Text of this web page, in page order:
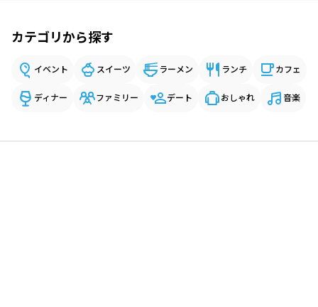
カテゴリから探す
イベント スイーツ ラーメン ランチ カフェ
ディナー ファミリー デート おしゃれ 音楽